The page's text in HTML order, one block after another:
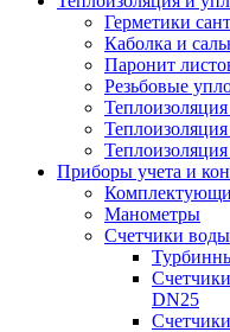
Герметики
Каболка и
Паронит
Резьбовые
Приборы учета и
Манометры
Счетчики воды
DN25